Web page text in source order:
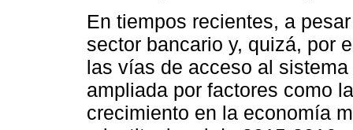
En tiempos recientes, a
sector bancario y, quizá, por
las vías de acceso al
ampliada por factores como
crecimiento en la economía